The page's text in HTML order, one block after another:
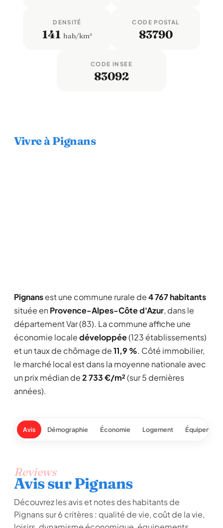
DENSITÉ
141 hab/km²
CODE POSTAL
83790
CODE INSEE
83092
Vivre à Pignans
Pignansest une commune rurale de4 767 habitants
située en Provence-Alpes-Côte d'Azur, dans le
département Var (83). La commune affiche une
économie localedéveloppée(123 établissements)
et un taux de chômage de11,9 %. Côté immobilier,
le marché local est dans la moyenne nationale avec
un prix médian de2 733 €/m²(sur 5 dernières
années).
Avis Démographie Économie Logement
Reviews
Avis sur Pignans
Découvrez les avis et notes des habitants de
Pignans sur 6 critères : qualité de vie, coût de la vie,